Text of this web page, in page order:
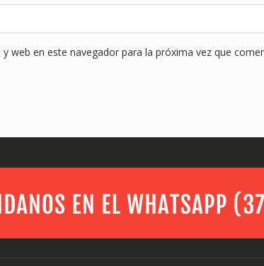
web en este navegador para la próxima vez que